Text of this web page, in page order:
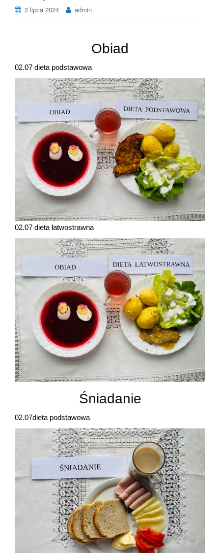
2 lipca 2024 admin
Obiad
02.07 dieta podstawowa
02.07 dieta łatwostrawna
Śniadanie
02.07dieta podstawowa